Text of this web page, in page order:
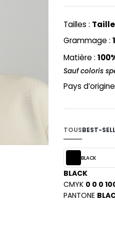
Tailles :
Grammage :
Matière :
Sauf coloris
Pays
TOUSBEST-
BLACK
BLACK
CMYK 0 0 0
PANTONE